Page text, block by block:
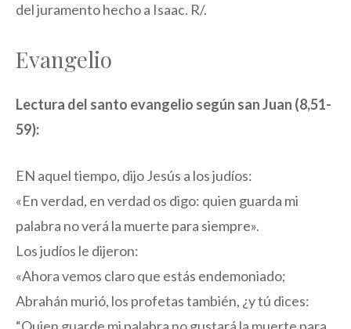
del juramento hecho a Isaac. R/.
Evangelio
Lectura del santo evangelio según san Juan (8,51-
59):
EN aquel tiempo, dijo Jesús a los judíos:
«En verdad, en verdad os digo: quien guarda mi
palabra no verá la muerte para siempre».
Los judíos le dijeron:
«Ahora vemos claro que estás endemoniado;
Abrahán murió, los profetas también, ¿y tú dices: